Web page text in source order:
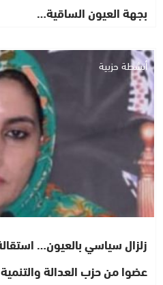
بجهة العيون الساقية…
أنشطة حزبية
عضوا من حزب العدالة والتنمية